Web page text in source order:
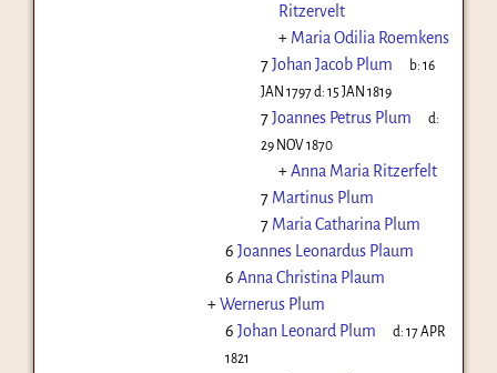
Ritzervelt
+ Maria Odilia Roemkens
7Johan Jacob Plum b:16
JAN 1797d: 15 JAN 1819
7Joannes Petrus Plum
d:
29 NOV 1870
+Anna Maria Ritzerfelt
7 Martinus Plum
7 Maria Catharina Plum
6 Joannes Leonardus Plaum
6 Anna Christina Plaum
+Wernerus Plum
6 Johan Leonard Plum d:17 APR
1821